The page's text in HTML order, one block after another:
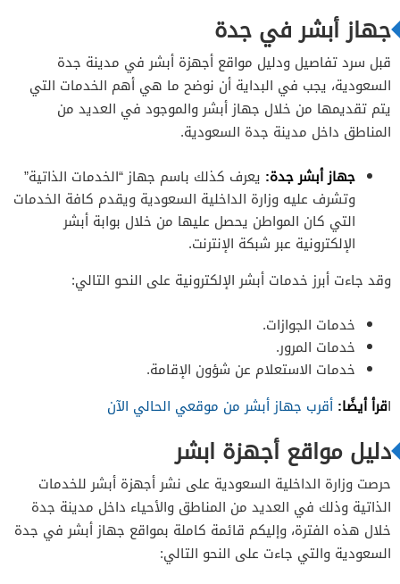
جهاز أبشر في جدة
قبل سرد تفاصيل ودليل مواقع أجهزة أبشر في مدينة جدة
السعودية، يجب في البداية أن نوضح ما هي أهم الخدمات التي
يتم تقديمها من خلال جهاز أبشر والموجود في العديد من
المناطق داخل مدينة جدة السعودية.
جهاز أبشر جدة: يعرف كذلك باسم جهاز “الخدمات الذاتية”
وتشرف عليه وزارة الداخلية السعودية ويقدم كافة الخدمات
التي كان المواطن يحصل عليها من خلال بوابة أبشر
الإلكترونية عبر شبكة الإنترنت.
وقد جاءت أبرز خدمات أبشر الإلكترونية على النحو التالي:
خدمات الجوازات.
خدمات المرور.
خدمات الاستعلام عن شؤون الإقامة.
اقرأ أيضًا: أقرب جهاز أبشر من موقعي الحالي الآن
دليل مواقع أجهزة ابشر
حرصت وزارة الداخلية السعودية على نشر أجهزة أبشر للخدمات
الذاتية وذلك في العديد من المناطق والأحياء داخل مدينة جدة
خلال هذه الفترة، وإليكم قائمة كاملة بمواقع جهاز أبشر في جدة
السعودية والتي جاءت على النحو التالي: